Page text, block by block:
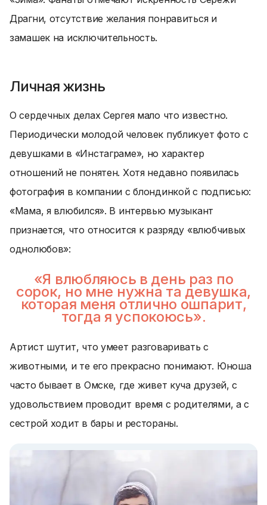
Драгни, отсутствие желания понравиться и
замашек на исключительность.
Личная жизнь
О сердечных делах Сергея мало что известно.
Периодически молодой человек публикует фото с
девушками в «Инстаграме», но характер
отношений не понятен. Хотя недавно появилась
фотография в компании с блондинкой с подписью:
«Мама, я влюбился». В интервью музыкант
признается, что относится к разряду «влюбчивых
однолюбов»:
«Я влюбляюсь в день раз по
сорок, но мне нужна та девушка,
которая меня отлично ошпарит,
тогда я успокоюсь».
Артист шутит, что умеет разговаривать с
животными, и те его прекрасно понимают. Юноша
часто бывает в Омске, где живет куча друзей, с
удовольствием проводит время с родителями, а с
сестрой ходит в бары и рестораны.